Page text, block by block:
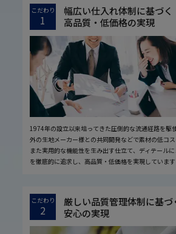
こだわり
1
幅広い仕入れ体制に基づく
高品質・低価格の実現
1974年の設立以来培ってきた圧倒的な流通経路を駆
外の生地メーカー様との共同開発などで素材の低コス
また実用的な機能性を生み出す仕立て、ディテール
を徹底的に追求し、高品質・低価格を実現しています
こだわり
2
厳しい品質管理体制に基づ
安心の実現